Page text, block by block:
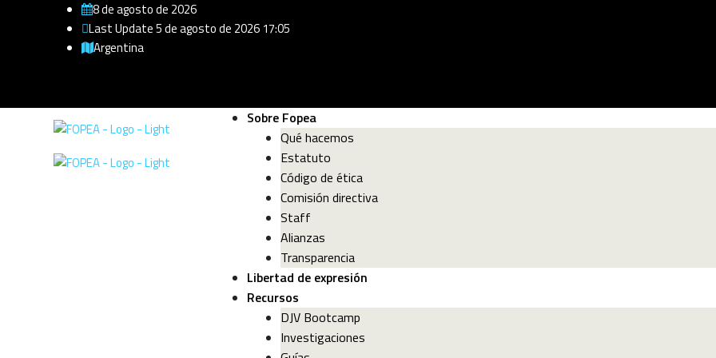
8 de agosto de 2026
Last Update 5 de agosto de 2026 17:05
Argentina
Sobre Fopea
Qué hacemos
Estatuto
Código de ética
Comisión directiva
Staff
Alianzas
Transparencia
Libertad de expresión
Recursos
DJV Bootcamp
Investigaciones